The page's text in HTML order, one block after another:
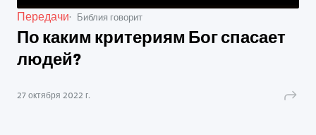
Передачи Библия говорит
По каким критериям Бог спасает
людей?
27 октября 2022 г.